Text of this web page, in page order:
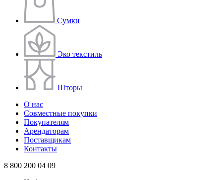
Сумки
Эко текстиль
Шторы
О нас
Совместные покупки
Покупателям
Арендаторам
Поставщикам
Контакты
8 800 200 04 09